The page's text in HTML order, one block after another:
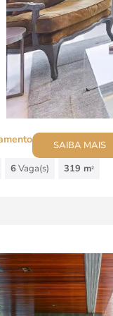
SAIBA MAIS
6Vaga(s) 319 m2